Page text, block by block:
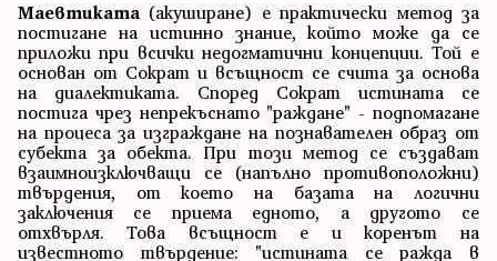
Маевтиката (акуширане) е практически метод за
постигане на истинно знание, който може да се
приложи при всички недогматични концепции. Той е
основан от Сократ и всъщност се счита за основа
на диалектиката. Според Сократ истината се
постига чрез непрекъснато "раждане" - подпомагане
на процеса за изграждане на познавателен образ от
субекта за обекта. При този метод се създават
взаимноизключващи се (напълно противоположни)
твърдения, от което на базата на логични
заключения се приема едното, а другото се
отхвърля. Това всъщност е и коренът на
известното твърдение: "истината се ражда в